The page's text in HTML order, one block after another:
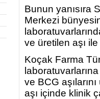
Bunun yanısıra
Merkezi
ve üretilen aşı
Koçak Farma
ve BCG
aşı içinde klinik